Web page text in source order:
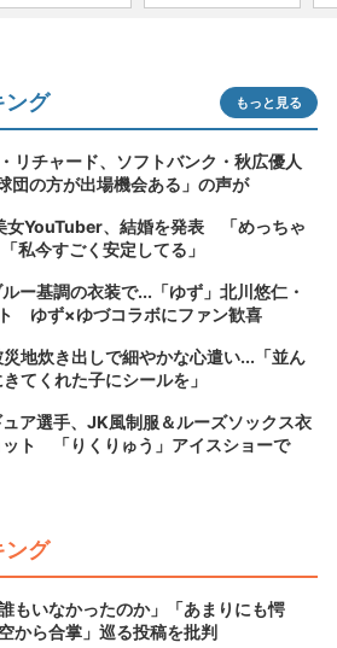
ング もっと見る
リチャード、ソフトバンク・秋広優人
団の方が出場機会ある」の声が
女YouTuber、結婚を発表 「めっちゃ
私今すごく安定してる」
ー基調の衣装で...「ゆず」北川悠仁・
ゆず×ゆづコラボにファン歓喜
地炊き出しで細やかな心遣い...「並ん
てくれた子にシールを」
ュア選手、JK風制服＆ルーズソックス衣
ト 「りくりゅう」アイスショーで
ング
もいなかったのか」「あまりにも愕
から合掌」巡る投稿を批判